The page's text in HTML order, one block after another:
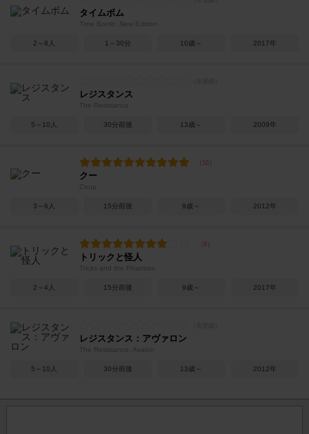
タイムボム
Time Bomb: New Edition
2～8人 1～30分 10歳～ 2017年
レジスタンス
The Resistance
5～10人 30分前後 13歳～ 2009年
クー
3～6人 15分前後 9歳～ 2012年
トリックと怪人
Tricks and the Phantom
2～4人 15分前後 9歳～ 2017年
レジスタンス：アヴァロン
The Resistance: Avalon
5～10人 30分前後 13歳～ 2012年